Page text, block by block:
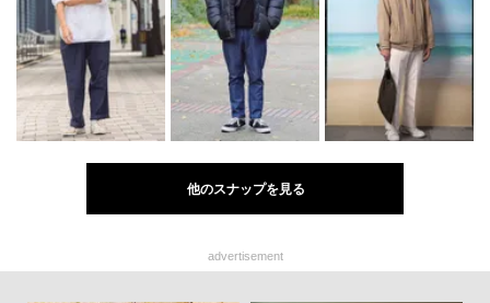
他のスナップを見る
advertisement